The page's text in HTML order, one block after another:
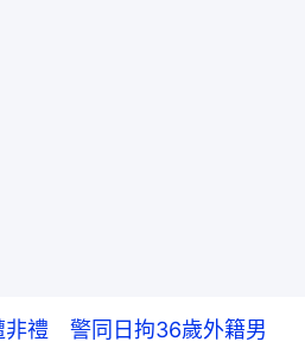
非禮 警同日拘36歲外籍男